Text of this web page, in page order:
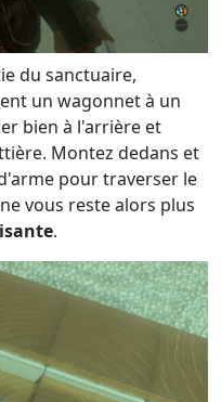
du sanctuaire,
un wagonnet à un
bien à l'arrière et
Montez dedans et
pour traverser le
vous reste alors plus
.